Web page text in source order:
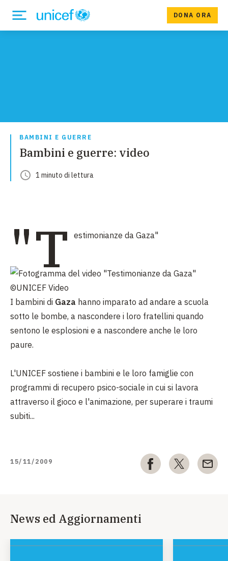
DONA ORA
BAMBINI E GUERRE
Bambini e guerre: video
1 minuto di lettura
"T estimonianze da Gaza"
©UNICEF Video
I bambini di Gaza hanno imparato ad andare a scuola
sotto le bombe, a nascondere i loro fratellini quando
sentono le esplosioni e a nascondere anche le loro
paure.
L'UNICEF sostiene i bambini e le loro famiglie con
programmi di recupero psico-sociale in cui si lavora
attraverso il gioco e l'animazione, per superare i traumi
subiti...
15/11/2009
News ed Aggiornamenti